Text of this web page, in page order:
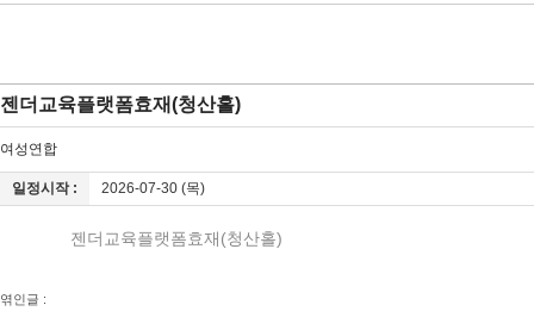
젠더교육플랫폼효재(청산홀)
여성연합
일정시작 : 2026-07-30 (목)
젠더교육플랫폼효재(청산홀)
엮인글 :